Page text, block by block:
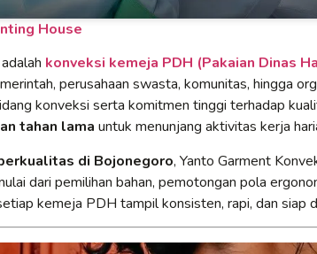
House
konveksi kemeja PDH (Pakaian Dinas
perusahaan swasta, komunitas, hingga
konveksi serta komitmen tinggi terhadap
tahan lama untuk menunjang aktivitas kerja
di Bojonegoro, Yanto Garment
dari pemilihan bahan, pemotongan pola
kemeja PDH tampil konsisten, rapi, dan siap